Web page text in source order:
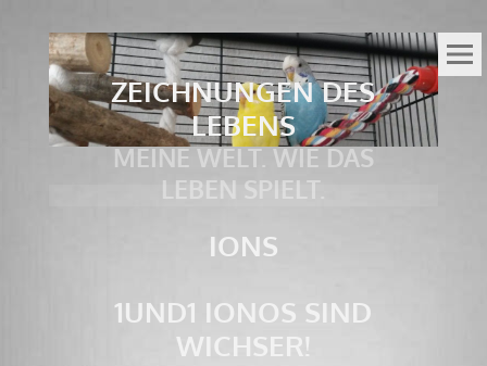
ZEICHNUNGEN DES
LEBENS
MEINE WELT. WIE DAS
LEBEN SPIELT.
IONS
1UND1 IONOS SIND
WICHSER!